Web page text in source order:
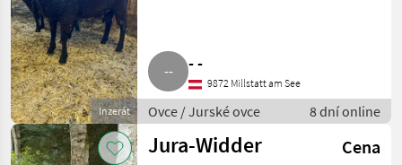
Inzerát
- -
9872 Millstatt am See
Ovce / Jurské ovce 8 dní online
Jura-Widder
Cena